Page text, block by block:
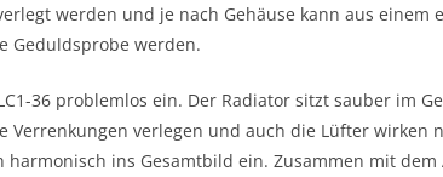
werden und je nach Gehäuse kann aus einem
Geduldsprobe werden.
36 problemlos ein. Der Radiator sitzt sauber im
Verrenkungen verlegen und auch die Lüfter wirken
ins Gesamtbild ein. Zusammen mit dem